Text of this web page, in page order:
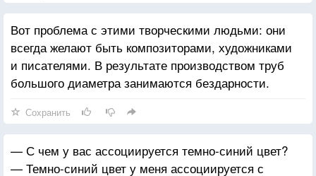
Вот проблема с этими творческими людьми: они
всегда желают быть композиторами, художниками
и писателями. В результате производством труб
большого диаметра занимаются бездарности.
Сохранить
— С чем у вас ассоциируется темно-синий цвет?
— Темно-синий цвет у меня ассоциируется с